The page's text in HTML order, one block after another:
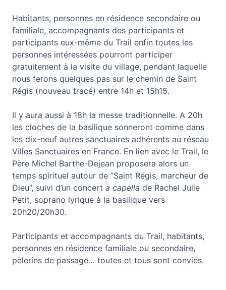
Habitants, personnes en résidence secondaire ou
familiale, accompagnants des participants et
participants eux-même du Trail enfin toutes les
personnes intéressées pourront participer
gratuitement à la visite du village, pendant laquelle
nous ferons quelques pas sur le chemin de Saint
Régis (nouveau tracé) entre 14h et 15h15.
Il y aura aussi à 18h la messe traditionnelle. A 20h
les cloches de la basilique sonneront comme dans
les dix-neuf autres sanctuaires adhérents au réseau
Villes Sanctuaires en France. En lien avec le Trail, le
Père Michel Barthe-Dejean proposera alors un
temps spirituel autour de “Saint Régis, marcheur de
Dieu”, suivi d’un concert a capella de Rachel Julie
Petit, soprano lyrique à la basilique vers
20h20/20h30.
Participants et accompagnants du Trail, habitants,
personnes en résidence familiale ou secondaire,
pèlerins de passage… toutes et tous sont conviés.